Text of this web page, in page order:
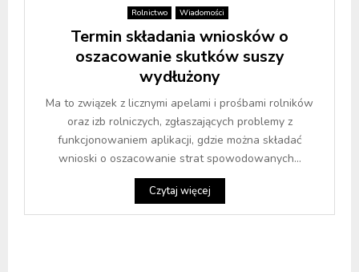
Rolnictwo Wiadomości
Termin składania wniosków o
oszacowanie skutków suszy
wydłużony
Ma to związek z licznymi apelami i prośbami rolników
oraz izb rolniczych, zgłaszających problemy z
funkcjonowaniem aplikacji, gdzie można składać
wnioski o oszacowanie strat spowodowanych...
Czytaj więcej